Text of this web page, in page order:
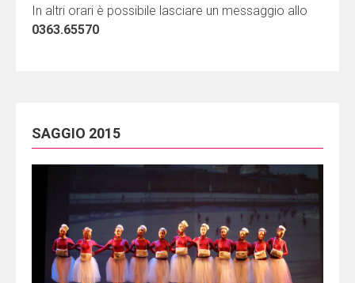
In altri orari è possibile lasciare un messaggio allo
0363.65570
SAGGIO 2015